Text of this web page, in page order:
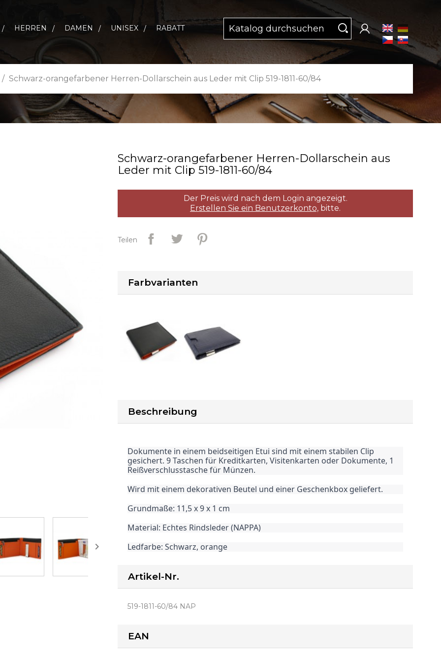
HERREN DAMEN UNISEX RABATT
Schwarz-orangefarbener Herren-Dollarschein aus Leder mit Clip 519-1811-60/84

Schwarz­-orangefarbener Herren­-Dollarschein aus
Leder mit Clip 519­-1811­-60/84
Der Preis wird nach dem Login angezeigt.
Erstellen Sie ein Benutzerkonto, bitte.
Teilen
Farbvarianten
Beschreibung
Dokumente in einem beidseitigen Etui sind mit einem stabilen Clip
gesichert. 9 Taschen für Kreditkarten, Visitenkarten oder Dokumente, 1
Reißverschlusstasche für Münzen.
Wird mit einem dekorativen Beutel und einer Geschenkbox geliefert.
Grundmaße: 11,5 x 9 x 1 cm
Material: Echtes Rindsleder (NAPPA)
Ledfarbe: Schwarz, orange
Artikel-Nr.
519-1811-60/84 NAP
EAN